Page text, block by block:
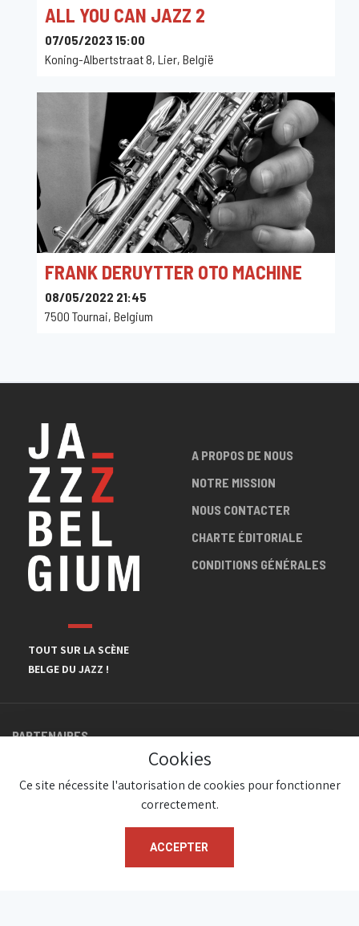
ALL YOU CAN JAZZ 2
07/05/2023 15:00
Koning-Albertstraat 8, Lier, België
FRANK DERUYTTER OTO MACHINE
08/05/2022 21:45
7500 Tournai, Belgium
TOUT SUR LA SCÈNE
BELGE DU JAZZ !
A PROPOS DE NOUS
NOTRE MISSION
NOUS CONTACTER
CHARTE ÉDITORIALE
CONDITIONS GÉNÉRALES
PARTENAIRES
© JazzInBelgium 2026 ( Version 1.1.2)
Cookies
Ce site nécessite l'autorisation de cookies pour fonctionner
correctement.
ACCEPTER